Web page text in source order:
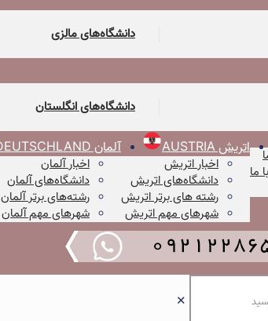
دانشگاه‌های مالزی
دانشگاه‌های انگلستان
ما
اتریش AUSTRIA
اخبار اتریش
دانشگاه‌های اتریش
رشته های برتر اتریش
شهرهای مهم اتریش
آلمان DEUTSCHLAND
اخبار آلمان
دانشگاه‌های آلمان
رشته‌های برتر آلمان
شهرهای مهم آلمان
✕